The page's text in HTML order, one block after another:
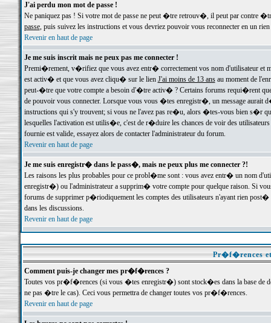
J'ai perdu mon mot de passe !
Ne paniquez pas ! Si votre mot de passe ne peut �tre retrouv�, il peut par contre
passe, puis suivez les instructions et vous devriez pouvoir vous reconnecter en un rien
Revenir en haut de page
Je me suis inscrit mais ne peux pas me connecter !
Premi�rement, v�rifiez que vous avez entr� correctement vos nom d'utilisateur
est activ� et que vous avez cliqu� sur le lien J'ai moins de 13 ansau moment de
peut-�tre que votre compte a besoin d'�tre activ� ? Certains forums requi�rent
de pouvoir vous connecter. Lorsque vous vous �tes enregistr�, un message aurait
instructions qui s'y trouvent; si vous ne l'avez pas re�u, alors �tes-vous bien s�r
lesquelles l'activation est utilis�e, c'est de r�duire les chances de voir des
fournie est valide, essayez alors de contacter l'administrateur du forum.
Revenir en haut de page
Je me suis enregistr� dans le pass�, mais ne peux plus me connecter ?!
Les raisons les plus probables pour ce probl�me sont : vous avez entr� un nom
enregistr�) ou l'administrateur a supprim� votre compte pour quelque raison. Si
forums de supprimer p�riodiquement les comptes des utilisateurs n'ayant rien
dans les discussions.
Revenir en haut de page
Pr�f�rences
Comment puis-je changer mes pr�f�rences ?
Toutes vos pr�f�rences (si vous �tes enregistr�) sont stock�es dans la base de
ne pas �tre le cas). Ceci vous permettra de changer toutes vos pr�f�rences.
Revenir en haut de page